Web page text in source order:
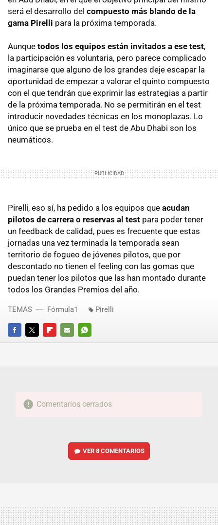
será el desarrollo del compuesto más blando de la
gama Pirelli para la próxima temporada.
Aunque todos los equipos están invitados a ese test,
la participación es voluntaria, pero parece complicado
imaginarse que alguno de los grandes deje escapar la
oportunidad de empezar a valorar el quinto compuesto
con el que tendrán que exprimir las estrategias a partir
de la próxima temporada. No se permitirán en el test
introducir novedades técnicas en los monoplazas. Lo
único que se prueba en el test de Abu Dhabi son los
neumáticos.
Pirelli, eso sí, ha pedido a los equipos que acudan
pilotos de carrera o reservas al test para poder tener
un feedback de calidad, pues es frecuente que estas
jornadas una vez terminada la temporada sean
territorio de fogueo de jóvenes pilotos, que por
descontado no tienen el feeling con las gomas que
puedan tener los pilotos que las han montado durante
todos los Grandes Premios del año.
FACEBOOKTWITTERFLIPBOARD
E-
WHATSAPP
TEMAS Fórmula1 Pirelli
Comentarios cerrados
VER8 COMENTARIOS